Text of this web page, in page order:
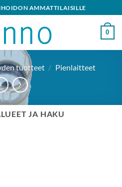
AMMATTILAISILLE
0
tuotteet / Pienlaitteet
JA HAKU